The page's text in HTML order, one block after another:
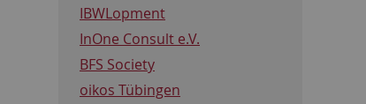
IBWLopment
InOne Consult e.V.
BFS Society
oikos Tübingen